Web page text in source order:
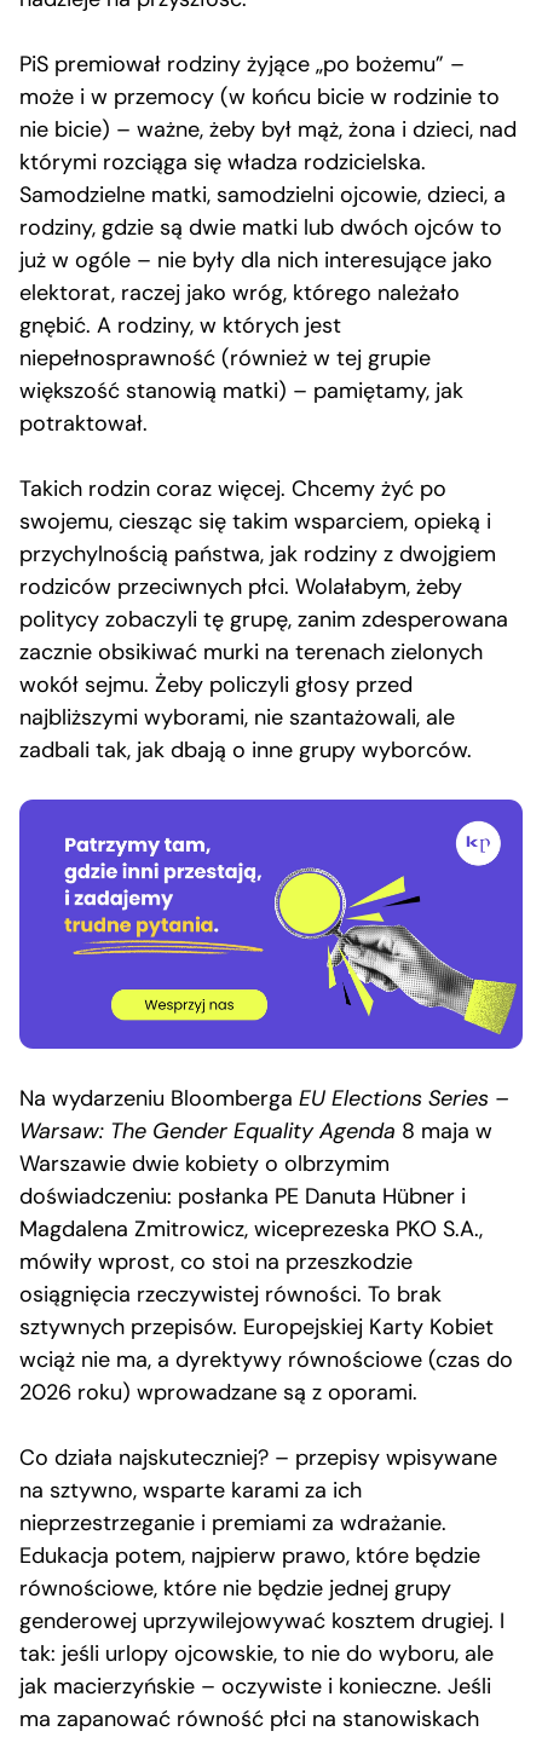
PiS premiował rodziny żyjące „po bożemu” –
może i w przemocy (w końcu bicie w rodzinie to
nie bicie) – ważne, żeby był mąż, żona i dzieci, nad
którymi rozciąga się władza rodzicielska.
Samodzielne matki, samodzielni ojcowie, dzieci, a
rodziny, gdzie są dwie matki lub dwóch ojców to
już w ogóle – nie były dla nich interesujące jako
elektorat, raczej jako wróg, którego należało
gnębić. A rodziny, w których jest
niepełnosprawność (również w tej grupie
większość stanowią matki) – pamiętamy, jak
potraktował.
Takich rodzin coraz więcej. Chcemy żyć po
swojemu, ciesząc się takim wsparciem, opieką i
przychylnością państwa, jak rodziny z dwojgiem
rodziców przeciwnych płci. Wolałabym, żeby
politycy zobaczyli tę grupę, zanim zdesperowana
zacznie obsikiwać murki na terenach zielonych
wokół sejmu. Żeby policzyli głosy przed
najbliższymi wyborami, nie szantażowali, ale
zadbali tak, jak dbają o inne grupy wyborców.
Na wydarzeniu Bloomberga EU Elections Series –
Warsaw: The Gender Equality Agenda 8 maja w
Warszawie dwie kobiety o olbrzymim
doświadczeniu: posłanka PE Danuta Hübner i
Magdalena Zmitrowicz, wiceprezeska PKO S.A.,
mówiły wprost, co stoi na przeszkodzie
osiągnięcia rzeczywistej równości. To brak
sztywnych przepisów. Europejskiej Karty Kobiet
wciąż nie ma, a dyrektywy równościowe (czas do
2026 roku) wprowadzane są z oporami.
Co działa najskuteczniej? – przepisy wpisywane
na sztywno, wsparte karami za ich
nieprzestrzeganie i premiami za wdrażanie.
Edukacja potem, najpierw prawo, które będzie
równościowe, które nie będzie jednej grupy
genderowej uprzywilejowywać kosztem drugiej. I
tak: jeśli urlopy ojcowskie, to nie do wyboru, ale
jak macierzyńskie – oczywiste i konieczne. Jeśli
ma zapanować równość płci na stanowiskach